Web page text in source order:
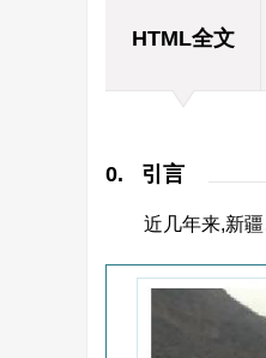
HTML全文
0. 引言
近几年来,新